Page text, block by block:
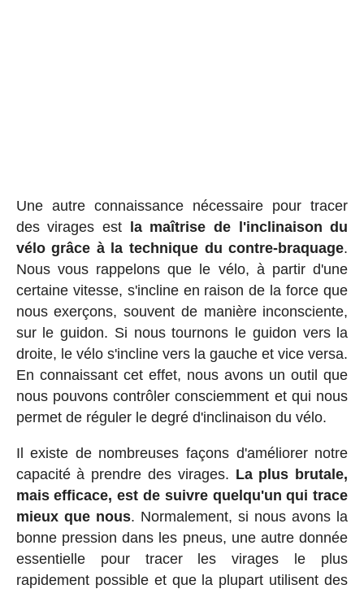
Une autre connaissance nécessaire pour tracer
des virages est la maîtrise de l'inclinaison du
vélo grâce à la technique du contre-braquage.
Nous vous rappelons que le vélo, à partir d'une
certaine vitesse, s'incline en raison de la force que
nous exerçons, souvent de manière inconsciente,
sur le guidon. Si nous tournons le guidon vers la
droite, le vélo s'incline vers la gauche et vice versa.
En connaissant cet effet, nous avons un outil que
nous pouvons contrôler consciemment et qui nous
permet de réguler le degré d'inclinaison du vélo.
Il existe de nombreuses façons d'améliorer notre
capacité à prendre des virages. La plus brutale,
mais efficace, est de suivre quelqu'un qui trace
mieux que nous. Normalement, si nous avons la
bonne pression dans les pneus, une autre donnée
essentielle pour tracer les virages le plus
rapidement possible et que la plupart utilisent des